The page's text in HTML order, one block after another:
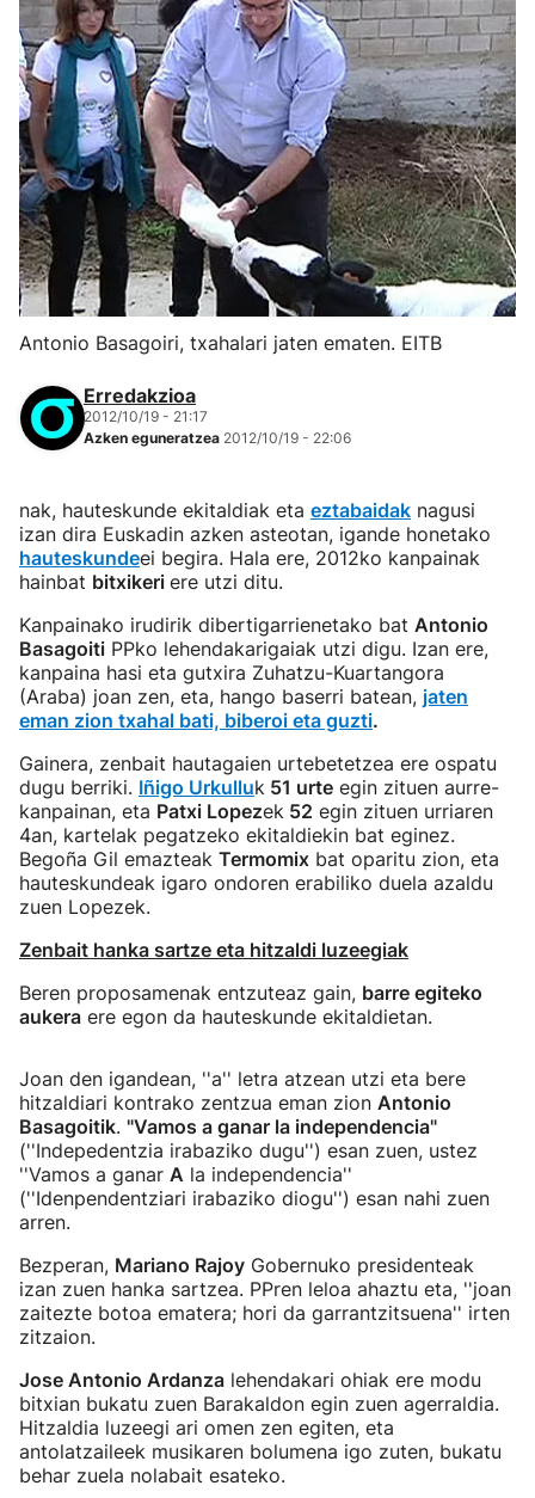
Antonio Basagoiri, txahalari jaten ematen. EITB
Erredakzioa
2012/10/19 - 21:17
Azken eguneratzea 2012/10/19 - 22:06
nak, hauteskunde ekitaldiak eta eztabaidak nagusi
izan dira Euskadin azken asteotan, igande honetako
hauteskundeei begira. Hala ere, 2012ko kanpainak
hainbat bitxikeri ere utzi ditu.
Kanpainako irudirik dibertigarrienetako bat Antonio
Basagoiti PPko lehendakarigaiak utzi digu. Izan ere,
kanpaina hasi eta gutxira Zuhatzu-Kuartangora
(Araba) joan zen, eta, hango baserri batean, jaten
eman zion txahal bati, biberoi eta guzti.
Gainera, zenbait hautagaien urtebetetzea ere ospatu
dugu berriki. Iñigo Urkulluk 51 urte egin zituen aurre-
kanpainan, eta Patxi Lopezek 52 egin zituen urriaren
4an, kartelak pegatzeko ekitaldiekin bat eginez.
Begoña Gil emazteak Termomix bat oparitu zion, eta
hauteskundeak igaro ondoren erabiliko duela azaldu
zuen Lopezek.
Zenbait hanka sartze eta hitzaldi luzeegiak
Beren proposamenak entzuteaz gain, barre egiteko
aukera ere egon da hauteskunde ekitaldietan.
Joan den igandean, ''a'' letra atzean utzi eta bere
hitzaldiari kontrako zentzua eman zion Antonio
Basagoitik. "Vamos a ganar la independencia"
(''Indepedentzia irabaziko dugu'') esan zuen, ustez
''Vamos a ganar A la independencia''
(''Idenpendentziari irabaziko diogu'') esan nahi zuen
arren.
Bezperan, Mariano Rajoy Gobernuko presidenteak
izan zuen hanka sartzea. PPren leloa ahaztu eta, ''joan
zaitezte botoa ematera; hori da garrantzitsuena'' irten
zitzaion.
Jose Antonio Ardanza lehendakari ohiak ere modu
bitxian bukatu zuen Barakaldon egin zuen agerraldia.
Hitzaldia luzeegi ari omen zen egiten, eta
antolatzaileek musikaren bolumena igo zuten, bukatu
behar zuela nolabait esateko.